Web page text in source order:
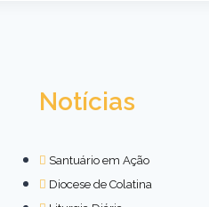
Notícias
Santuário em Ação
Diocese de Colatina